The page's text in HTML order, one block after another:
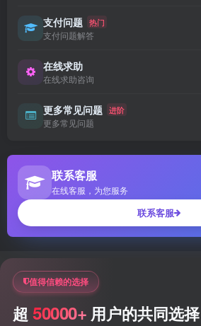
支付问题 热门
支付问题解答
在线求助
在线求助咨询
更多常见问题 进阶
更多常见问题
联系客服
在线客服，为您服务
联系客服
值得信赖的选择
超 50000+ 用户的共同选择